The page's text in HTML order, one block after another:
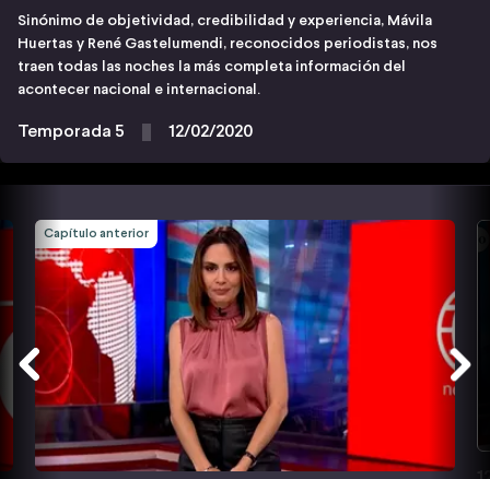
Sinónimo de objetividad, credibilidad y experiencia, Mávila
Huertas y René Gastelumendi, reconocidos periodistas, nos
traen todas las noches la más completa información del
acontecer nacional e internacional.
Temporada 5 12/02/2020
Capítulo anterior